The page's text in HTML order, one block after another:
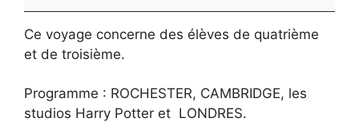
BRETAGNE
Ce voyage concerne des élèves de quatrième
et de troisième.
Programme : ROCHESTER, CAMBRIDGE, les
studios Harry Potter et LONDRES.